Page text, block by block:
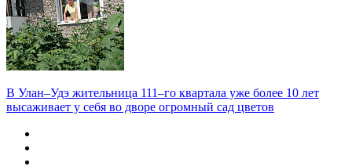
В Улан–Удэ жительница 111–го квартала уже более 10 лет
высаживает у себя во дворе огромный сад цветов